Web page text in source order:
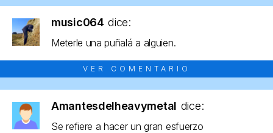
music064 dice:
Meterle una puñalá a alguien.
VER COMENTARIO
Amantesdelheavymetal dice:
Se refiere a hacer un gran esfuerzo